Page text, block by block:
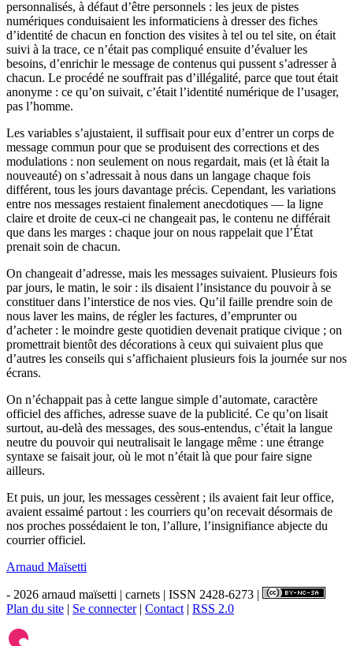
personnalisés, à défaut d’être personnels : les jeux de pistes
numériques conduisaient les informaticiens à dresser des fiches
d’identité de chacun en fonction des visites à tel ou tel site, on était
suivi à la trace, ce n’était pas compliqué ensuite d’évaluer les
besoins, d’enrichir le message de contenus qui pussent s’adresser à
chacun. Le procédé ne souffrait pas d’illégalité, parce que tout était
anonyme : ce qu’on suivait, c’était l’identité numérique de l’usager,
pas l’homme.
Les variables s’ajustaient, il suffisait pour eux d’entrer un corps de
message commun pour que se produisent des corrections et des
modulations : non seulement on nous regardait, mais (et là était la
nouveauté) on s’adressait à nous dans un langage chaque fois
différent, tous les jours davantage précis. Cependant, les variations
entre nos messages restaient finalement anecdotiques — la ligne
claire et droite de ceux-ci ne changeait pas, le contenu ne différait
que dans les marges : chaque jour on nous rappelait que l’État
prenait soin de chacun.
On changeait d’adresse, mais les messages suivaient. Plusieurs fois
par jours, le matin, le soir : ils disaient l’insistance du pouvoir à se
constituer dans l’interstice de nos vies. Qu’il faille prendre soin de
nous laver les mains, de régler les factures, d’emprunter ou
d’acheter : le moindre geste quotidien devenait pratique civique ; on
promettrait bientôt des décorations à ceux qui suivaient plus que
d’autres les conseils qui s’affichaient plusieurs fois la journée sur nos
écrans.
On n’échappait pas à cette langue simple d’automate, caractère
officiel des affiches, adresse suave de la publicité. Ce qu’on lisait
surtout, au-delà des messages, des sous-entendus, c’était la langue
neutre du pouvoir qui neutralisait le langage même : une étrange
syntaxe se faisait jour, où le mot n’était là que pour faire signe
ailleurs.
Et puis, un jour, les messages cessèrent ; ils avaient fait leur office,
avaient essaimé partout : les courriers qu’on recevait désormais de
nos proches possédaient le ton, l’allure, l’insignifiance abjecte du
courrier officiel.
Arnaud Maïsetti
- 2026 arnaud maïsetti | carnets | ISSN 2428-6273 |
Plan du site | Se connecter| Contact | RSS 2.0